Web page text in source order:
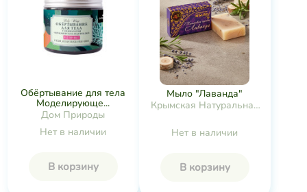
Обёртывание для тела
Моделирующе...
Дом Природы
Нет в наличии
В корзину
Мыло "Лаванда"
Крымская Натуральная
Нет в наличии
В корзину